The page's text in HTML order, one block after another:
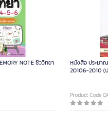
NOTE ชีววิทยา
หนังสือ ประมา
20106-2010 (
Product Code